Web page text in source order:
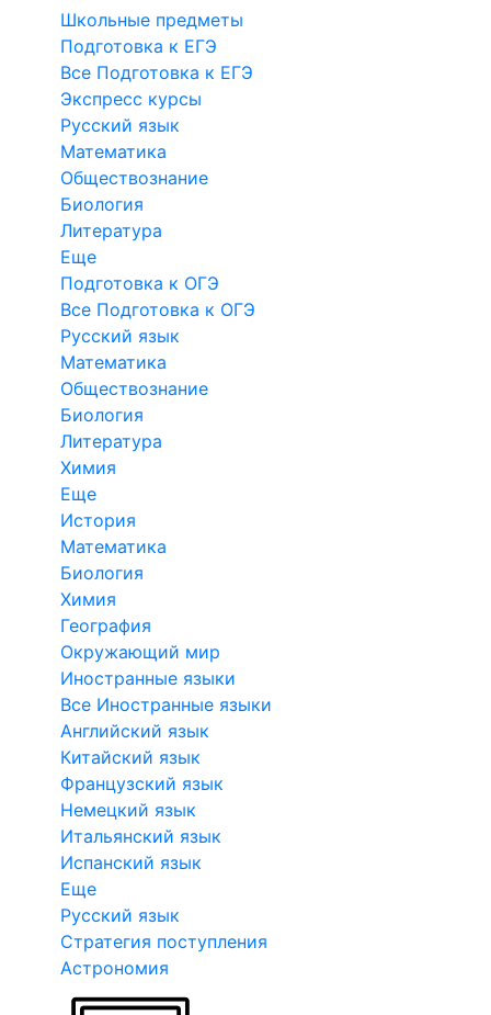
Школьные предметы
Подготовка к ЕГЭ
Все Подготовка к ЕГЭ
Экспресс курсы
Русский язык
Математика
Обществознание
Биология
Литература
Еще
Подготовка к ОГЭ
Все Подготовка к ОГЭ
Русский язык
Математика
Обществознание
Биология
Литература
Химия
Еще
История
Математика
Биология
Химия
География
Окружающий мир
Иностранные языки
Все Иностранные языки
Английский язык
Китайский язык
Французский язык
Немецкий язык
Итальянский язык
Испанский язык
Еще
Русский язык
Стратегия поступления
Астрономия